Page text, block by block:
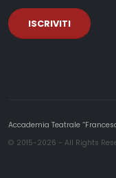
ISCRIVITI
Accademia Teatrale
© 2015-2026 - All Rights